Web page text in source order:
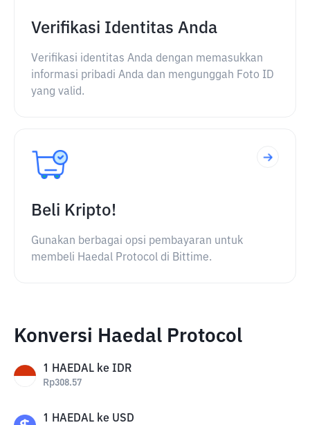
Verifikasi Identitas Anda
Verifikasi identitas Anda dengan memasukkan
informasi pribadi Anda dan mengunggah Foto ID
yang valid.
Beli Kripto!
Gunakan berbagai opsi pembayaran untuk
membeli Haedal Protocol di Bittime.
Konversi Haedal Protocol
1 HAEDAL ke IDR
Rp308.57
1 HAEDAL ke USD